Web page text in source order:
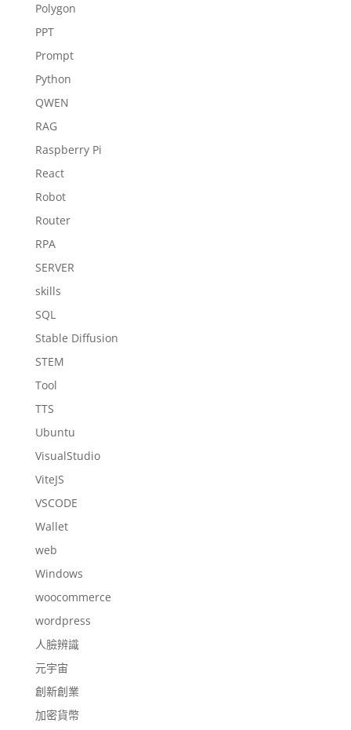
Polygon
PPT
Prompt
Python
QWEN
RAG
Raspberry Pi
React
Robot
Router
RPA
SERVER
skills
SQL
Stable Diffusion
STEM
Tool
TTS
Ubuntu
VisualStudio
ViteJS
VSCODE
Wallet
web
Windows
woocommerce
wordpress
人臉辨識
元宇宙
創新創業
加密貨幣